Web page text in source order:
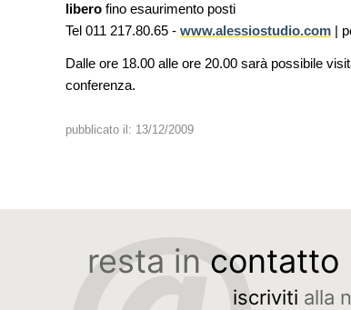
libero fino esaurimento posti
Tel 011 217.80.65 - www.alessiostudio.com |
Dalle ore 18.00 alle ore 20.00 sarà possibile
conferenza.
pubblicato il: 13/12/2009
resta in contatto
iscriviti alla